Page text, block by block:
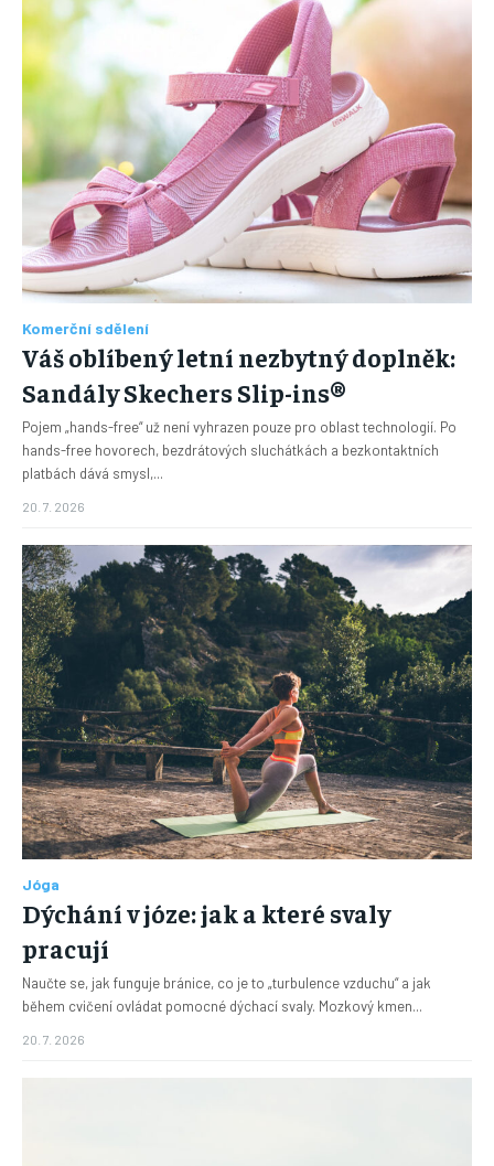
Komerční sdělení
Váš oblíbený letní nezbytný doplněk:
Sandály Skechers Slip-ins®
Pojem „hands-free“ už není vyhrazen pouze pro oblast technologií. Po
hands-free hovorech, bezdrátových sluchátkách a bezkontaktních
platbách dává smysl,...
20. 7. 2026
Jóga
Dýchání v józe: jak a které svaly
pracují
Naučte se, jak funguje bránice, co je to „turbulence vzduchu“ a jak
během cvičení ovládat pomocné dýchací svaly. Mozkový kmen...
20. 7. 2026